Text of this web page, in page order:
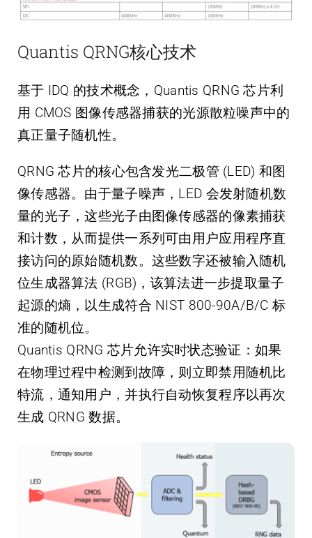
Quantis QRNG核心技术
基于 IDQ 的技术概念，Quantis QRNG 芯片利
用 CMOS 图像传感器捕获的光源散粒噪声中的
真正量子随机性。
QRNG 芯片的核心包含发光二极管 (LED) 和图
像传感器。由于量子噪声，LED 会发射随机数
量的光子，这些光子由图像传感器的像素捕获
和计数，从而提供一系列可由用户应用程序直
接访问的原始随机数。这些数字还被输入随机
位生成器算法 (RGB)，该算法进一步提取量子
起源的熵，以生成符合 NIST 800-90A/B/C 标
准的随机位。
Quantis QRNG 芯片允许实时状态验证：如果
在物理过程中检测到故障，则立即禁用随机比
特流，通知用户，并执行自动恢复程序以再次
生成 QRNG 数据。